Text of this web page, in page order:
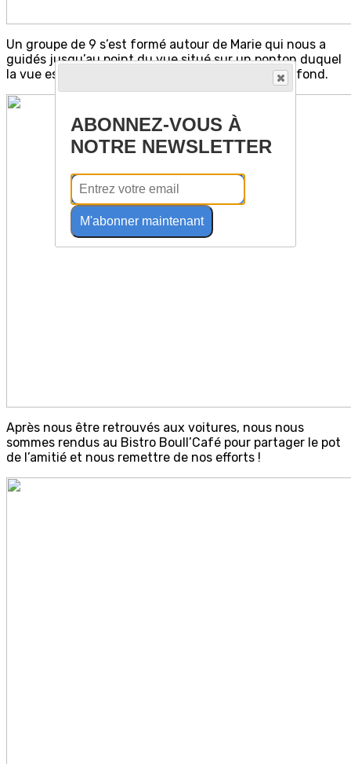
Un groupe de 9 s’est formé autour de Marie qui nous a
guidés jusqu’au point du vue situé sur un ponton duquel
la vue est imprenable sur Le Lac avec Annecy au fond.
Après nous être retrouvés aux voitures, nous nous
sommes rendus au Bistro Boull’Café pour partager le pot
de l’amitié et nous remettre de nos efforts !
ABONNEZ-VOUS À
NOTRE NEWSLETTER
M'abonner maintenant